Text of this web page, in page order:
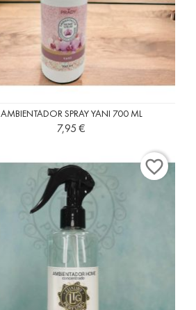
AMBIENTADOR SPRAY YANI 700 ML
Precio
7,95 €
favorite_border